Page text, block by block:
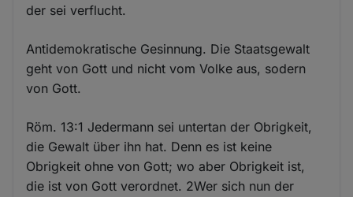
der sei verflucht.
Antidemokratische Gesinnung. Die Staatsgewalt
geht von Gott und nicht vom Volke aus, sodern
von Gott.
Röm. 13:1 Jedermann sei untertan der Obrigkeit,
die Gewalt über ihn hat. Denn es ist keine
Obrigkeit ohne von Gott; wo aber Obrigkeit ist,
die ist von Gott verordnet. 2Wer sich nun der